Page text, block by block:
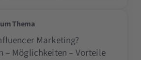
Thema
Marketing?
– Möglichkeiten – Vorteile